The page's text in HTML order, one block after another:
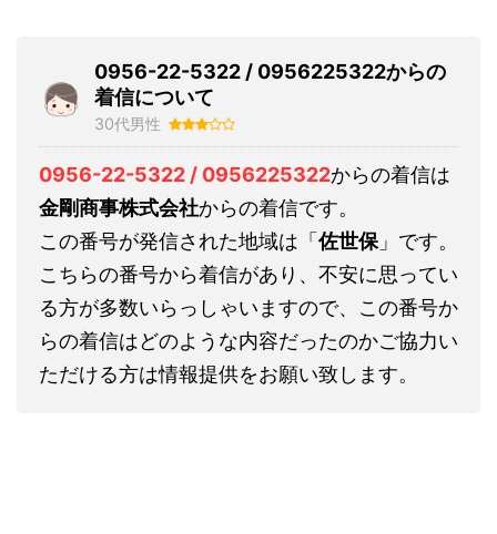
0956-22-5322 / 0956225322からの
着信について
30代男性
0956-22-5322 / 0956225322からの着信は
金剛商事株式会社からの着信です。
この番号が発信された地域は「 佐世保 」です。
こちらの番号から着信があり、不安に思ってい
る方が多数いらっしゃいますので、この番号か
らの着信はどのような内容だったのかご協力い
ただける方は情報提供をお願い致します。